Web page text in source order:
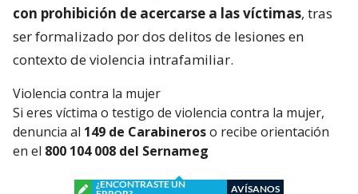
con prohibición de acercarse a las víctimas, tras
ser formalizado por dos delitos de lesiones en
contexto de violencia intrafamiliar.
Violencia contra la mujer
Si eres víctima o testigo de violencia contra la mujer,
denuncia al 149 de Carabineroso recibe orientación
en el 800 104 008 del Sernameg
¿ENCONTRASTE UN
AVÍSANOS